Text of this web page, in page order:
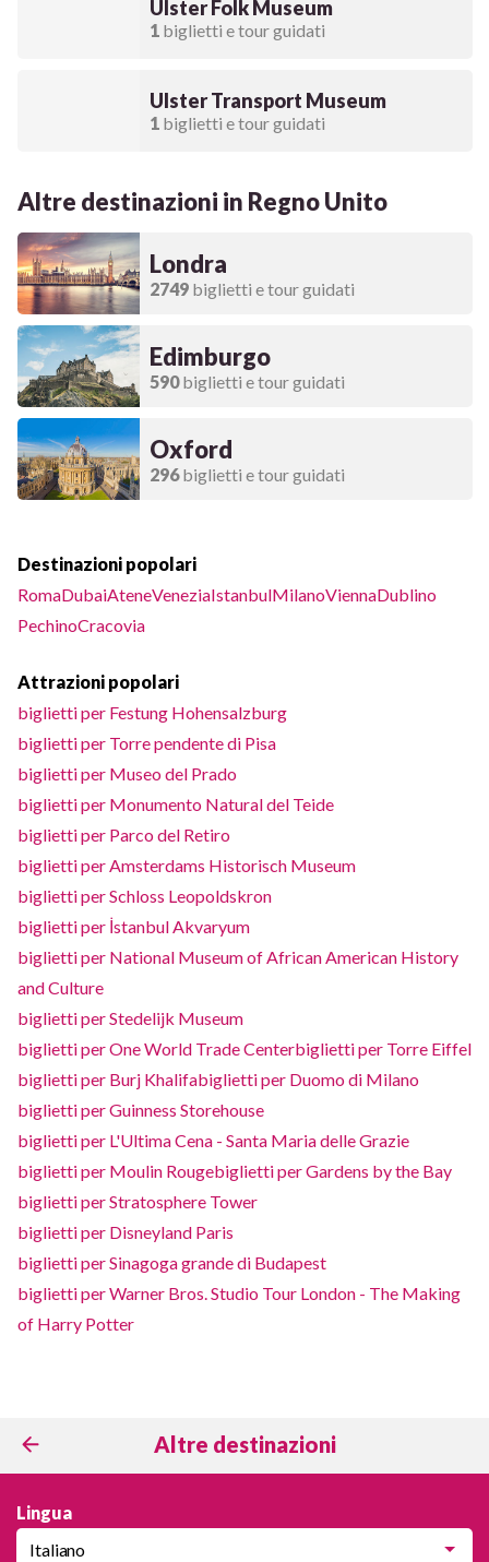
Ulster Folk Museum
1 biglietti e tour guidati
Ulster Transport Museum
1 biglietti e tour guidati
Altre destinazioni in Regno Unito
Londra
2749biglietti e tour guidati
Edimburgo
590biglietti e tour guidati
Oxford
296biglietti e tour guidati
Destinazioni popolari
RomaDubaiAteneVeneziaIstanbulMilanoViennaDublino
PechinoCracovia
Attrazioni popolari
biglietti per Festung Hohensalzburg
biglietti per Torre pendente di Pisa
biglietti per Museo del Prado
biglietti per Monumento Natural del Teide
biglietti per Parco del Retiro
biglietti per Amsterdams Historisch Museum
biglietti per Schloss Leopoldskron
biglietti per İstanbul Akvaryum
biglietti per National Museum of African American History
and Culture
biglietti per Stedelijk Museum
biglietti per One World Trade Centerbiglietti per Torre Eiffel
biglietti per Burj Khalifabiglietti per Duomo di Milano
biglietti per Guinness Storehouse
biglietti per L'Ultima Cena - Santa Maria delle Grazie
biglietti per Moulin Rougebiglietti per Gardens by the Bay
biglietti per Stratosphere Tower
biglietti per Disneyland Paris
biglietti per Sinagoga grande di Budapest
biglietti per Warner Bros. Studio Tour London - The Making
of Harry Potter
Altre destinazioni
Lingua
Italiano